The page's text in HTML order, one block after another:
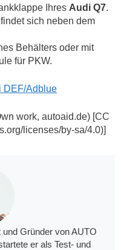
Ihres Audi Q7.
sich neben dem
Behälters oder mit
für PKW.
DEF/Adblue
work, autoaid.de) [CC
licenses/by-sa/4.0)]
und Gründer von AUTO
er als Test- und